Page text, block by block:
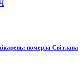
померла Світлана